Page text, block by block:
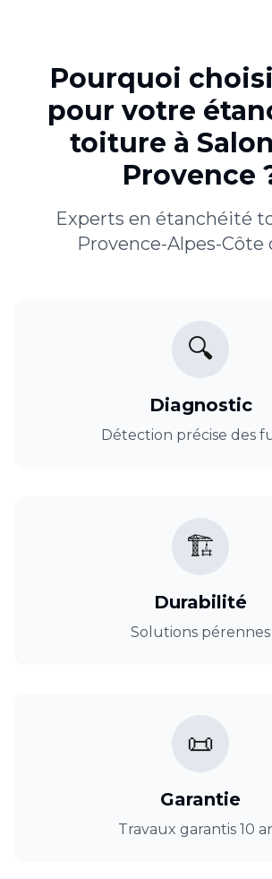
Pourquoi
pour votre
toiture à
Provence
Experts en étanchéité
Provence-Alpes-Côte
🔍
Diagnostic
Détection précise des
🏗️
Durabilité
Solutions pérennes
📜
Garantie
Travaux garantis 10